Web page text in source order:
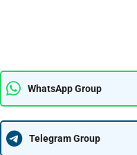
WhatsApp Group
Telegram Group